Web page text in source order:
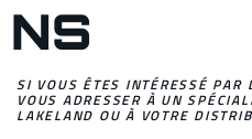
NS
SI VOUS ÊTES INTÉRESSÉ
VOUS ADRESSER À UN
LAKELAND OU À VOTRE